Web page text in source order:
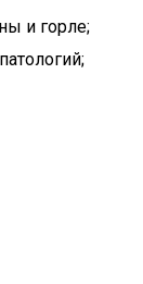
и горле;